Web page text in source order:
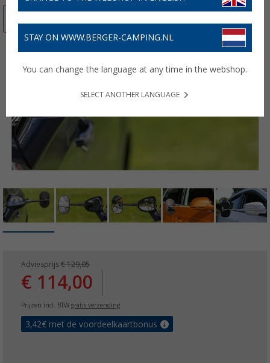
Adviesprijs € 129,05
€ 114,00
Prijzen incl. BTW gratis verzending
3,42€ met de voordeelkaartbonus
STAY ON WWW.BERGER-CAMPING.NL
You can change the language at any time in the webshop.
SELECT ANOTHER LANGUAGE